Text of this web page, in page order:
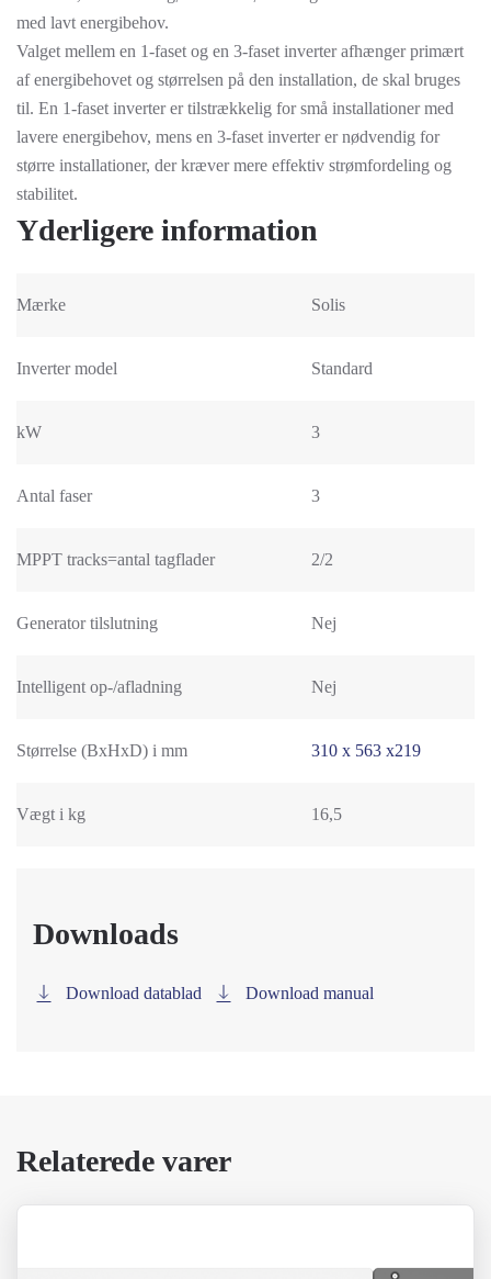
med lavt energibehov.
Valget mellem en 1-faset og en 3-faset inverter afhænger primært
af energibehovet og størrelsen på den installation, de skal bruges
til. En 1-faset inverter er tilstrækkelig for små installationer med
lavere energibehov, mens en 3-faset inverter er nødvendig for
større installationer, der kræver mere effektiv strømfordeling og
stabilitet.
Yderligere information
Mærke Solis
Inverter model Standard
kW 3
Antal faser 3
MPPT tracks=antal tagflader 2/2
Generator tilslutning Nej
Intelligent op-/afladning Nej
Størrelse (BxHxD) i mm 310 x 563 x219
Vægt i kg 16,5
Downloads
Download datablad Download manual
Relaterede varer